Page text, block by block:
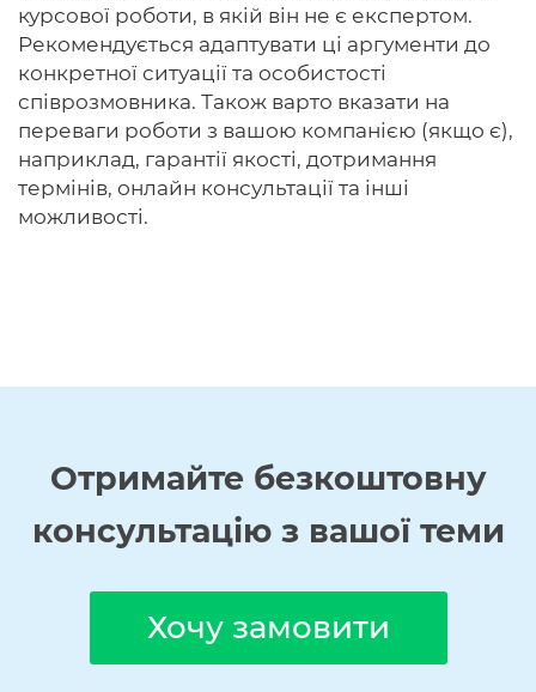
курсової роботи, в якій він не є експертом.
Рекомендується адаптувати ці аргументи до
конкретної ситуації та особистості
співрозмовника. Також варто вказати на
переваги роботи з вашою компанією (якщо є),
наприклад, гарантії якості, дотримання
термінів, онлайн консультації та інші
можливості.
Отримайте безкоштовну
консультацію з вашої теми
Хочу замовити